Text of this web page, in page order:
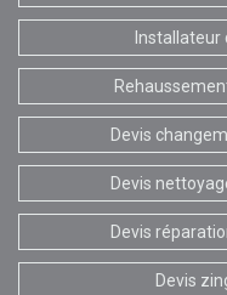
Installateur
Devis
Devis
Devis
Devis